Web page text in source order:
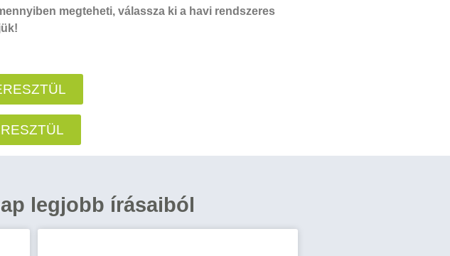
megteheti, válassza ki a havi rendszeres
legjobb írásaiból